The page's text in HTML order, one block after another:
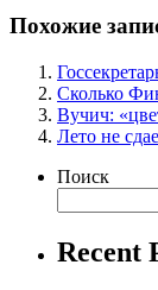
Похожие
Сколько
Вучич:
Лето не
Поиск
Recent